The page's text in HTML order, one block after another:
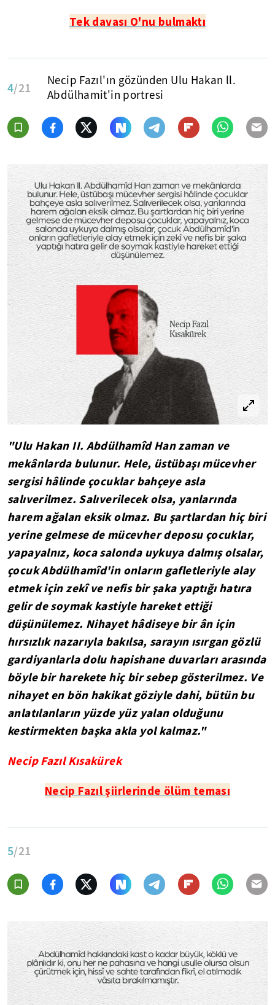
Tek davası O'nu bulmaktı
4/21
Necip Fazıl'ın gözünden Ulu Hakan ll.
Abdülhamit'in portresi
"Ulu Hakan II. Abdülhamîd Han zaman ve
mekânlarda bulunur. Hele, üstübaşı mücevher
sergisi hâlinde çocuklar bahçeye asla
salıverilmez. Salıverilecek olsa, yanlarında
harem ağalan eksik olmaz. Bu şartlardan hiç biri
yerine gelmese de mücevher deposu çocuklar,
yapayalnız, koca salonda uykuya dalmış olsalar,
çocuk Abdülhamîd'in onların gafletleriyle alay
etmek için zekî ve nefis bir şaka yaptığı hatıra
gelir de soymak kastiyle hareket ettiği
düşünülemez. Nihayet hâdiseye bir ân için
hırsızlık nazarıyla bakılsa, sarayın ısırgan gözlü
gardiyanlarla dolu hapishane duvarları arasında
böyle bir harekete hiç bir sebep gösterilmez. Ve
nihayet en bön hakikat göziyle dahi, bütün bu
anlatılanların yüzde yüz yalan olduğunu
kestirmekten başka akla yol kalmaz."
Necip Fazıl Kısakürek
Necip Fazıl şiirlerinde ölüm teması
5/21